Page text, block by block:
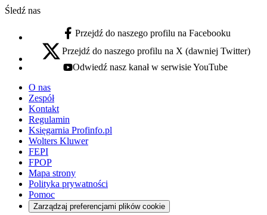
Śledź nas
facebook - otwiera się w nowej karcie
Przejdź do naszego profilu na Facebooku
x - otwiera się w nowej karcie
Przejdź do naszego profilu na X (dawniej Twitter)
youtube - otwiera się w nowej karcie
Odwiedź nasz kanał w serwisie YouTube
O nas
Zespół
Kontakt
Regulamin
Księgarnia Profinfo.pl
Wolters Kluwer
FEPI
FPOP
Mapa strony
Polityka prywatności
Pomoc
Zarządzaj preferencjami plików cookie